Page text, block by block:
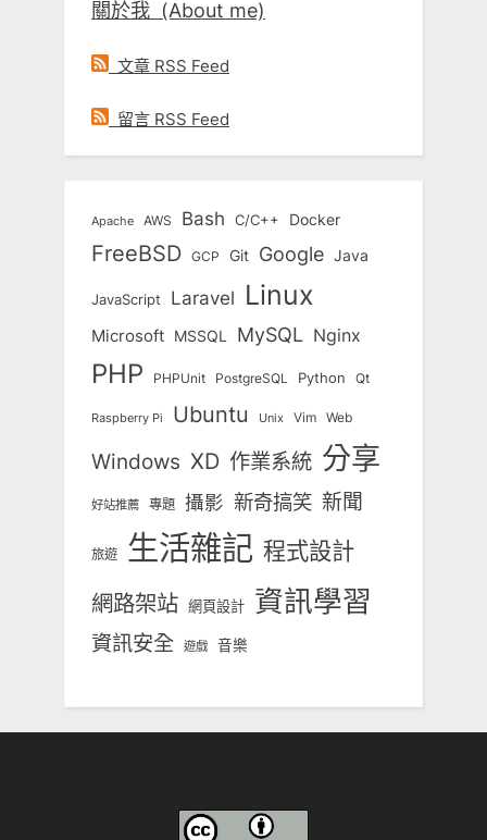
關於我 (About me)
文章 RSS Feed
留言 RSS Feed
Apache AWS Bash C/C++ Docker
FreeBSD GCP Git Google Java
JavaScript Laravel Linux
Microsoft MSSQL MySQL Nginx
PHP PHPUnit PostgreSQL Python Qt
Raspberry Pi Ubuntu Unix Vim Web
Windows XD 作業系統 分享
好站推薦 專題 攝影 新奇搞笑 新聞
旅遊 生活雜記 程式設計
網路架站 網頁設計 資訊學習
資訊安全 遊戲 音樂